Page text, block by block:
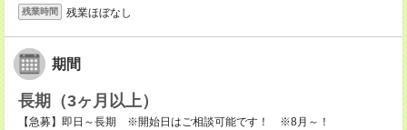
残業時間 残業ほぼなし
期間
長期（3ヶ月以上）
【急募】即日～長期 ※開始日はご相談可能です！ ※8月～！